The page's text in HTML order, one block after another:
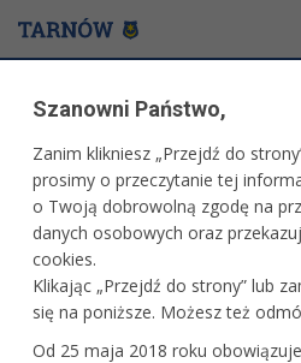
Nabór do bazy
NABÓR DO BAZY
RAD NADZORCZYCH
Informujemy o stałym naborze do
członków rad nadzorczych spółek
Tarnowa.
Szanowni Państwo,
Zanim klikniesz „Przejdź do
prosimy o przeczytanie tej
o Twoją dobrowolną zgodę na
danych osobowych oraz
cookies.
Klikając „Przejdź do strony” lub
się na poniższe. Możesz też
Od 25 maja 2018 roku